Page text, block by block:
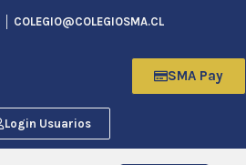
COLEGIO@COLEGIOSMA.CL
SMA Pay
Login Usuarios